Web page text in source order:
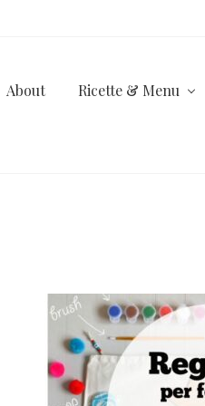
About Ricette & Menu